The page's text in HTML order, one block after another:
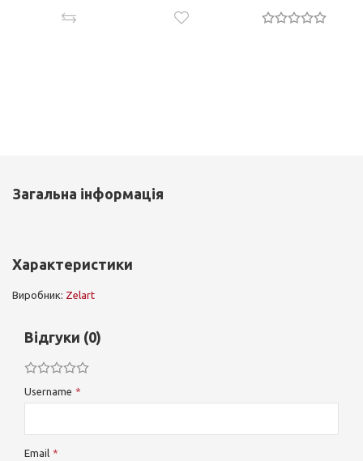
Загальна інформація
Характеристики
Виробник: Zelart
Відгуки (0)
Username
Email